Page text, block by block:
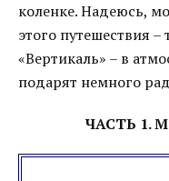
коленке. Надеюсь,
этого путешествия
«Вертикаль» – в
подарят немного
ЧАСТЬ 1.